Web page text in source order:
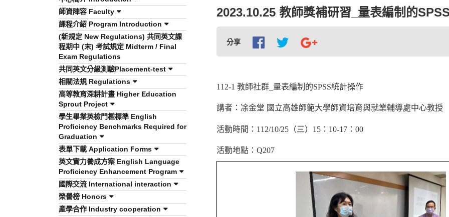
師資陣容 Faculty
課程介紹 Program Introduction
(新規定 New Regulations) 共同英文課
程期中 (末) 考試規定 Midterm / Final
Exam Regulations
共同英文分級測驗Placement-test
相關法規 Regulations
高等教育深耕計畫 Higher Education
Sprout Project
學生畢業英檢門檻標準 English
Proficiency Benchmarks Required for
Graduation
表單下載 Application Forms
英文實力養成方案 English Language
Proficiency Enhancement Program
國際交流 International interaction
榮譽榜 Honors
產學合作 Industry cooperation
2023.10.25 教師獎補研習_量表編制的
分享
112-1 教師社群­_量表編制的SPSS統計操作
講者：凃金堂 國立高雄師範大學師資培育與就業輔導處中心教授
活動時間：112/10/25（三）15：10-17：00
活動地點：Q207